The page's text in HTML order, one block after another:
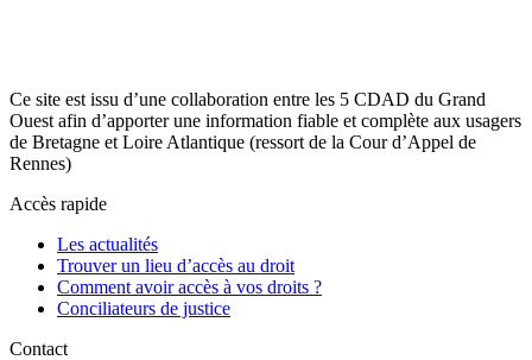
Ce site est issu d’une collaboration entre les 5 CDAD du Grand
Ouest afin d’apporter une information fiable et complète aux usagers
de Bretagne et Loire Atlantique (ressort de la Cour d’Appel de
Rennes)
Accès rapide
Les actualités
Trouver un lieu d’accès au droit
Comment avoir accès à vos droits ?
Conciliateurs de justice
Contact